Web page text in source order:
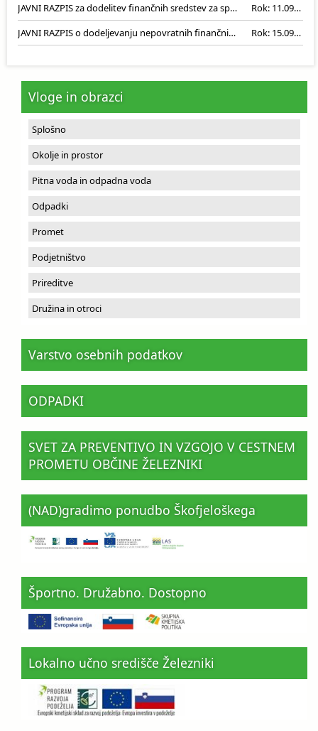
JAVNI RAZPIS za dodelitev finančnih sredstev za spodbujanje razvoja malega gospodarstva v občini Železniki za leto 2026
Rok: 11.09.2026
JAVNI RAZPIS o dodeljevanju nepovratnih finančnih sredstev za izgradnjo malih komunalnih čistilnih naprav v občini Železniki za leto 2026
Rok: 15.09.2026
Vloge in obrazci
Splošno
Okolje in prostor
Pitna voda in odpadna voda
Odpadki
Promet
Podjetništvo
Prireditve
Družina in otroci
Varstvo osebnih podatkov
ODPADKI
SVET ZA PREVENTIVO IN VZGOJO V CESTNEM
PROMETU OBČINE ŽELEZNIKI
(NAD)gradimo ponudbo Škofjeloškega
Športno. Družabno. Dostopno
Lokalno učno središče Železniki